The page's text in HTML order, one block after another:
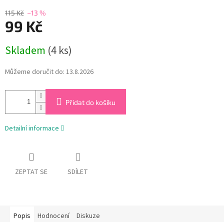
115 Kč –13 %
99 Kč
cena:
Skladem (4 ks)
Můžeme doručit do: 13.8.2026
Přidat do košíku
Detailní informace
ZEPTAT SE SDÍLET
Popis Hodnocení Diskuze